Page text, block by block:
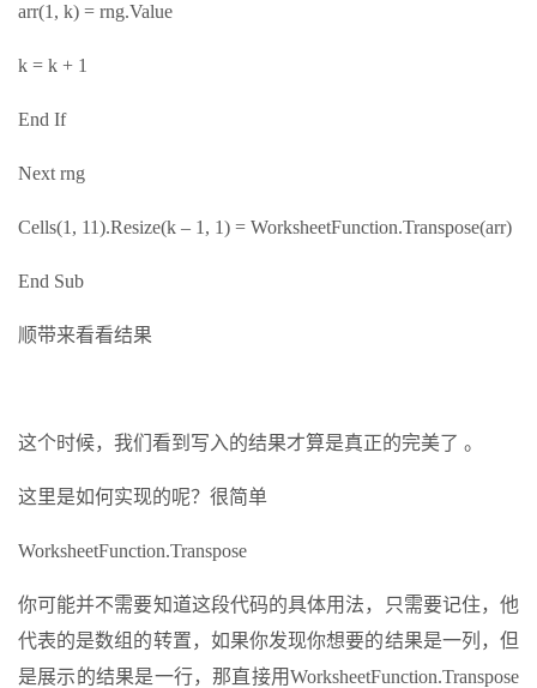
arr(1, k) = rng.Value
k = k + 1
End If
Next rng
Cells(1, 11).Resize(k – 1, 1) = WorksheetFunction.Transpose(arr)
End Sub
顺带来看看结果
这个时候，我们看到写入的结果才算是真正的完美了 。
这里是如何实现的呢？很简单
WorksheetFunction.Transpose
你可能并不需要知道这段代码的具体用法，只需要记住，他
代表的是数组的转置，如果你发现你想要的结果是一列，但
是展示的结果是一行，那直接用WorksheetFunction.Transpose